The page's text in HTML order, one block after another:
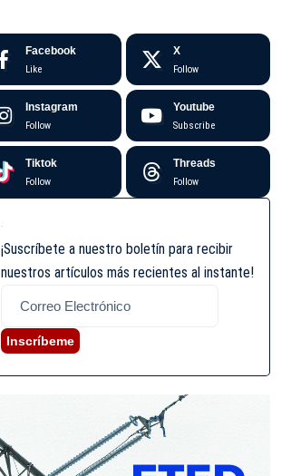
Facebook
Like
X
Follow
Instagram
Follow
Youtube
Subscribe
Tiktok
Follow
Threads
Follow
¡Suscríbete a nuestro boletín para recibir
nuestros artículos más recientes al instante!
Inscríbeme